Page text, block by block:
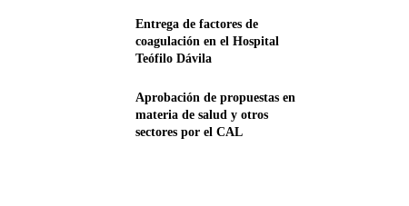
Entrega de factores de
coagulación en el Hospital
Teófilo Dávila
Aprobación de propuestas en
materia de salud y otros
sectores por el CAL